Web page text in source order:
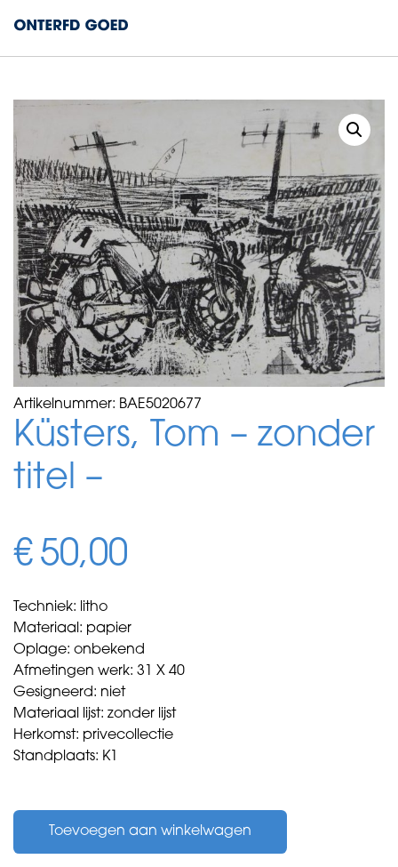
Artikelnummer: BAE5020677
Küsters, Tom – zonder
titel –
€ 50,00
Techniek: litho
Materiaal: papier
Oplage: onbekend
Afmetingen werk: 31 X 40
Gesigneerd: niet
Materiaal lijst: zonder lijst
Herkomst: privecollectie
Standplaats: K1
Tom
zonder
Toevoegen aan winkelwagen